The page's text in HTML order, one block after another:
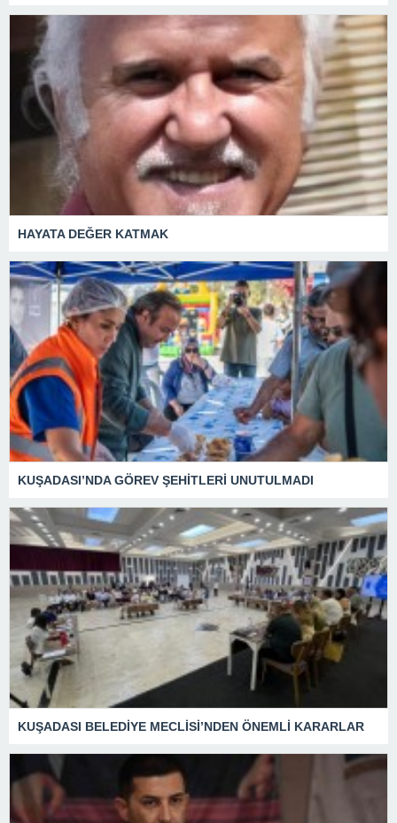
HAYATA DEĞER KATMAK
KUŞADASI’NDA GÖREV ŞEHİTLERİ UNUTULMADI
KUŞADASI BELEDİYE MECLİSİ’NDEN ÖNEMLİ KARARLAR